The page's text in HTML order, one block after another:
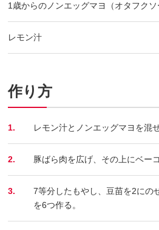
1歳からのノンエッグマヨ（オタフクソ
レモン汁
作り方
1. レモン汁とノンエッグマヨを混
2. 豚ばら肉を広げ、その上にベー
3.
7等分したもやし、豆苗を2にの
を6つ作る。